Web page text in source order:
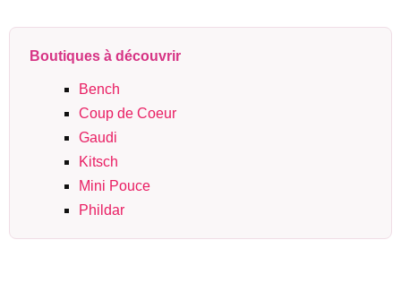
Boutiques à découvrir
Bench
Coup de Coeur
Gaudi
Kitsch
Mini Pouce
Phildar